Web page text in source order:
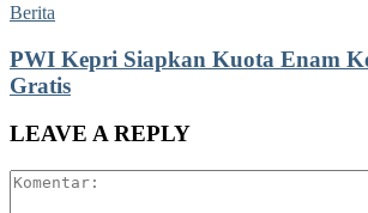
Berita
PWI Kepri Siapkan Kuota Enam
Gratis
LEAVE A REPLY